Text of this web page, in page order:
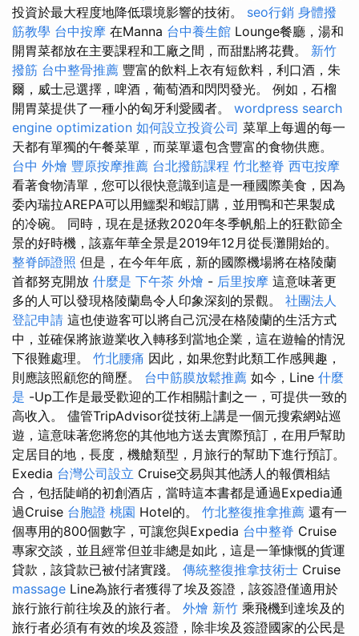
投資於最大程度地降低環境影響的技術。 seo行銷 身體撥
筋教學 台中按摩 在Manna 台中養生館 Lounge餐廳，湯和
開胃菜都放在主要課程和工廠之間，而甜點將花費。 新竹
撥筋 台中整骨推薦 豐富的飲料上衣有短飲料，利口酒，朱
爾，威士忌選擇，啤酒，葡萄酒和閃閃發光。 例如，石榴
開胃菜提供了一種小的匈牙利愛國者。 wordpress search
engine optimization 如何設立投資公司 菜單上每週的每一
天都有單獨的午餐菜單，而菜單還包含豐富的食物供應。
台中 外燴 豐原按摩推薦 台北撥筋課程 竹北整脊 西屯按摩
看著食物清單，您可以很快意識到這是一種國際美食，因為
委內瑞拉AREPA可以用鱷梨和蝦訂購，並用鴨和芒果製成
的冷碗。 同時，現在是拯救2020年冬季帆船上的狂歡節全
景的好時機，該嘉年華全景是2019年12月從長灘開始的。
整脊師證照 但是，在今年年底，新的國際機場將在格陵蘭
首都努克開放 什麼是 下午茶 外燴 - 后里按摩 這意味著更
多的人可以發現格陵蘭島令人印象深刻的景觀。 社團法人
登記申請 這也使遊客可以將自己沉浸在格陵蘭的生活方式
中，並確保將旅遊業收入轉移到當地企業，這在遊輪的情況
下很難處理。 竹北腰痛 因此，如果您對此類工作感興趣，
則應該照顧您的簡歷。 台中筋膜放鬆推薦 如今，Line 什麼
是 -Up工作是最受歡迎的工作相關計劃之一，可提供一致的
高收入。 儘管TripAdvisor從技術上講是一個元搜索網站巡
遊，這意味著您將您的其他地方送去實際預訂，在用戶幫助
定居目的地，長度，機艙類型，月旅行的幫助下進行預訂。
Exedia 台灣公司設立 Cruise交易與其他誘人的報價相結
合，包括陡峭的初創酒店，當時這本書都是通過Expedia通
過Cruise 台胞證 桃園 Hotel的。 竹北整復推拿推薦 還有一
個專用的800個數字，可讓您與Expedia 台中整脊 Cruise
專家交談，並且經常但並非總是如此，這是一筆慷慨的貨運
貸款，該貸款已被付諸實踐。 傳統整復推拿技術士 Cruise
massage Line為旅行者獲得了埃及簽證，該簽證僅適用於
旅行旅行前往埃及的旅行者。 外燴 新竹 乘飛機到達埃及的
旅行者必須有有效的埃及簽證，除非埃及簽證國家的公民是